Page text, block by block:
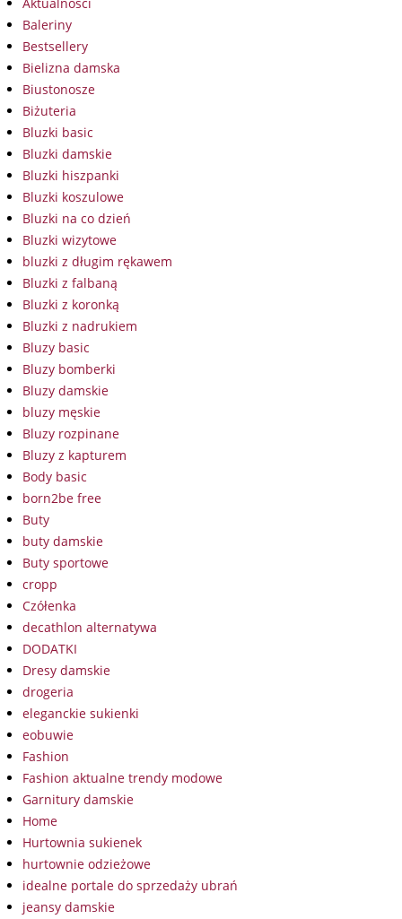
Baleriny
Bestsellery
Bielizna damska
Biustonosze
Biżuteria
Bluzki basic
Bluzki damskie
Bluzki hiszpanki
Bluzki koszulowe
Bluzki na co dzień
Bluzki wizytowe
bluzki z długim rękawem
Bluzki z falbaną
Bluzki z koronką
Bluzki z nadrukiem
Bluzy basic
Bluzy bomberki
Bluzy damskie
bluzy męskie
Bluzy rozpinane
Bluzy z kapturem
Body basic
born2be free
Buty
buty damskie
Buty sportowe
cropp
Czółenka
decathlon alternatywa
DODATKI
Dresy damskie
drogeria
eleganckie sukienki
eobuwie
Fashion
Fashion aktualne trendy modowe
Garnitury damskie
Home
Hurtownia sukienek
hurtownie odzieżowe
idealne portale do sprzedaży ubrań
jeansy damskie